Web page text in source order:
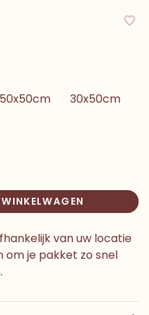
50x50cm 30x50cm
van uw locatie
om je pakket zo snel